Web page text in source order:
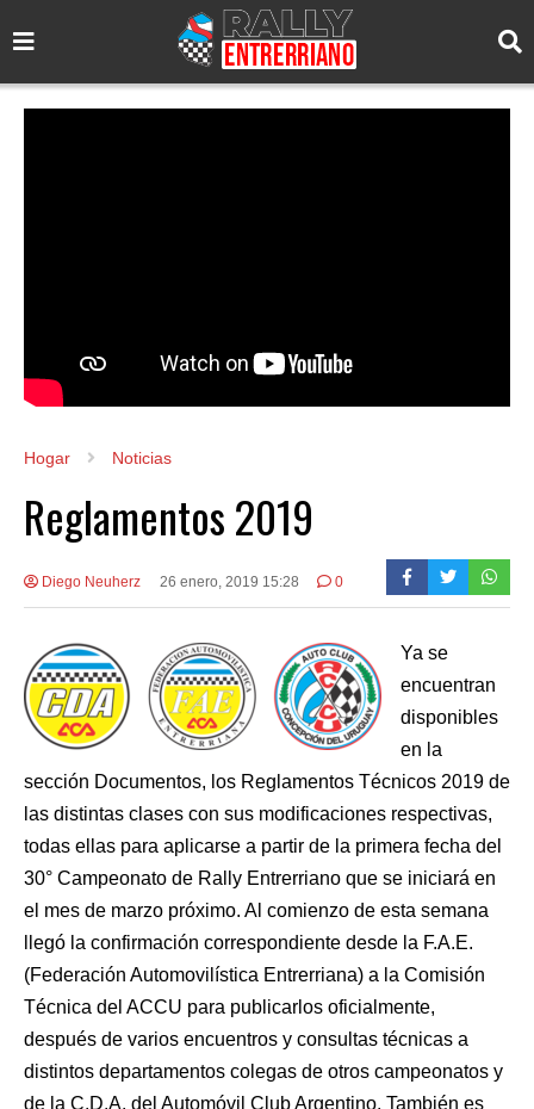
Hogar Noticias
Reglamentos 2019
Diego Neuherz 26 enero, 2019 15:28 0
Ya se
encuentran
disponibles
en la
sección Documentos, los Reglamentos Técnicos 2019 de
las distintas clases con sus modificaciones respectivas,
todas ellas para aplicarse a partir de la primera fecha del
30° Campeonato de Rally Entrerriano que se iniciará en
el mes de marzo próximo. Al comienzo de esta semana
llegó la confirmación correspondiente desde la F.A.E.
(Federación Automovilística Entrerriana) a la Comisión
Técnica del ACCU para publicarlos oficialmente,
después de varios encuentros y consultas técnicas a
distintos departamentos colegas de otros campeonatos y
de la C.D.A. del Automóvil Club Argentino. También es